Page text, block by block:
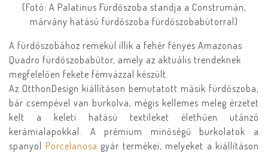
(Fotó: A Palatinus Fürdőszoba standja a Construmán,
márvány hatású fürdőszoba fürdőszobabútorral)
A fürdőszobához remekül illik a fehér fényes Amazonas
Quadro fürdőszobabútor, amely az aktuális trendeknek
megfelelően fekete fémvázzal készült.
Az OtthonDesign kiállításon bemutatott másik fürdőszoba,
bár csempével van burkolva, mégis kellemes meleg érzetet
kelt a keleti hatású textileket élethűen utánzó
kerámialapokkal. A prémium minőségű burkolatok a
spanyol Porcelanosa gyár termékei, melyeket a kiállításon